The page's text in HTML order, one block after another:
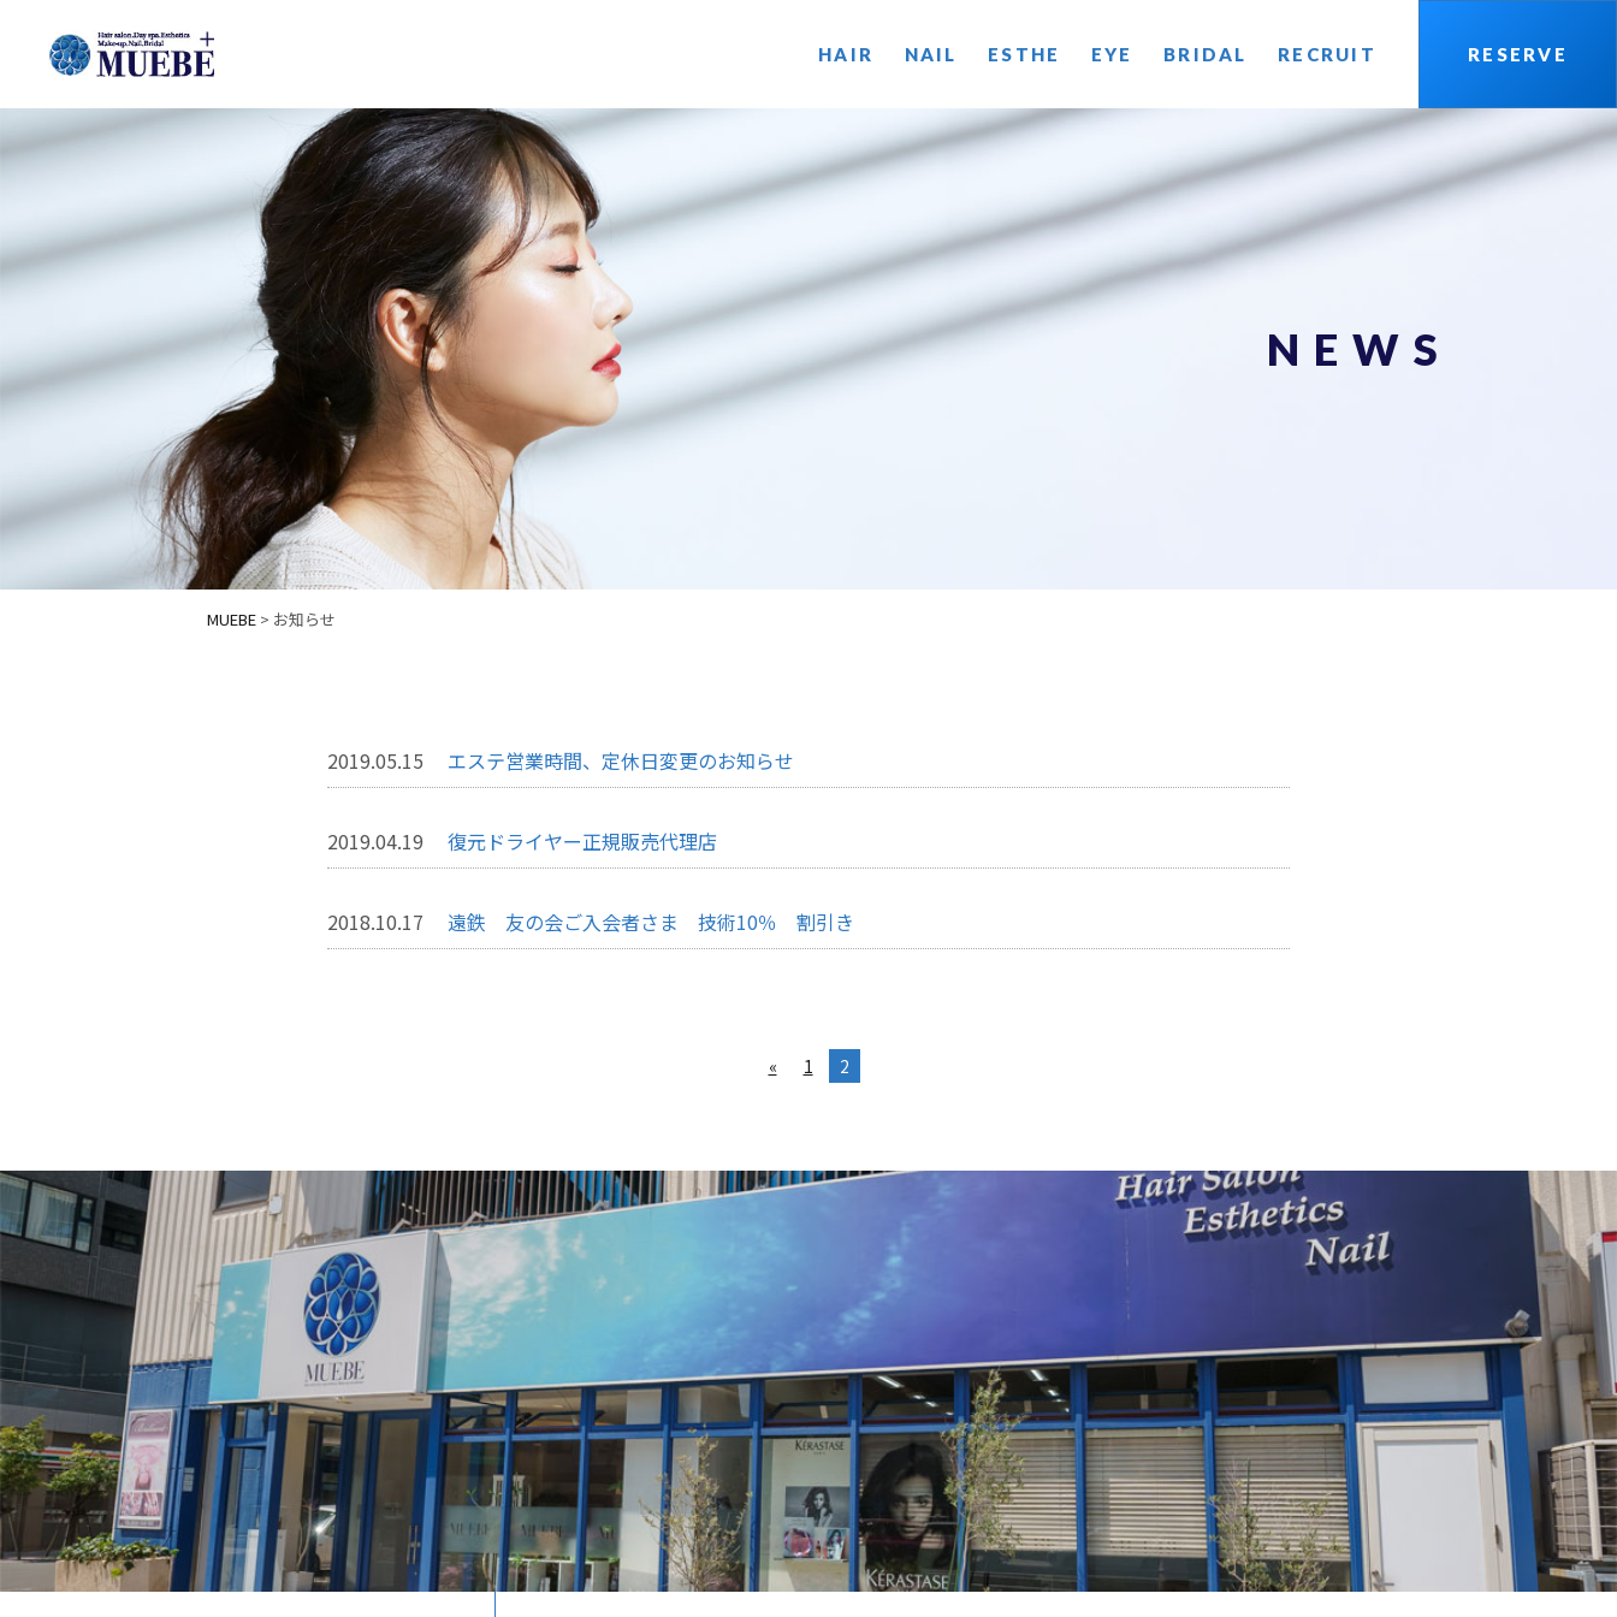
HAIR NAIL ESTHE EYE BRIDAL RECRUIT RESERVE
NEWS
MUEBE > お知らせ
2019.05.15 エステ営業時間、定休日変更のお知らせ
2019.04.19 復元ドライヤー正規販売代理店
2018.10.17 遠鉄 友の会ご入会者さま 技術10％ 割引き
« 1 2